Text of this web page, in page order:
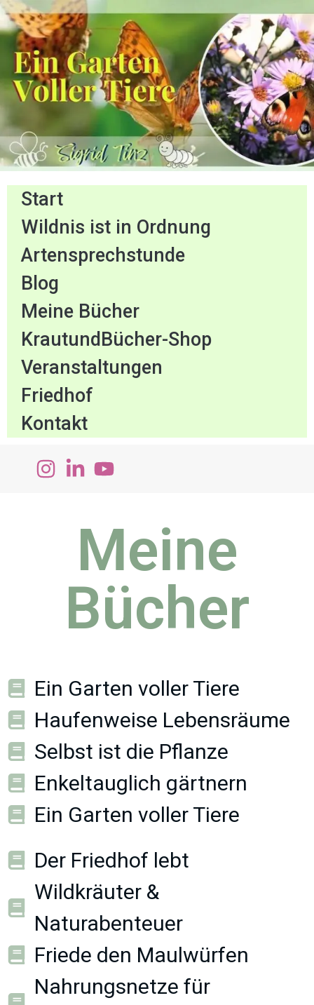
Start
Wildnis ist in Ordnung
Artensprechstunde
Blog
Meine Bücher
KrautundBücher-Shop
Veranstaltungen
Friedhof
Kontakt
Meine
Bücher
Ein Garten voller Tiere
Haufenweise Lebensräume
Selbst ist die Pflanze
Enkeltauglich gärtnern
Ein Garten voller Tiere
Der Friedhof lebt
Wildkräuter &
Naturabenteuer
Friede den Maulwürfen
Nahrungsnetze für